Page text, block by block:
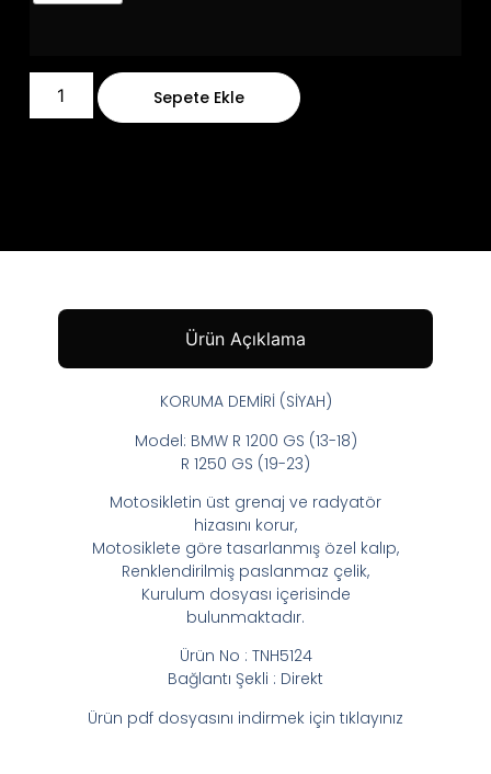
Sepete Ekle
Ürün Açıklama
KORUMA DEMİRİ (SİYAH)
Model: BMW R 1200 GS (13-18)
R 1250 GS (19-23)
Motosikletin üst grenaj ve radyatör
hizasını korur,
Motosiklete göre tasarlanmış özel kalıp,
Renklendirilmiş paslanmaz çelik,
Kurulum dosyası içerisinde
bulunmaktadır.
Ürün No : TNH5124
Bağlantı Şekli : Direkt
Ürün pdf dosyasını indirmek için tıklayınız